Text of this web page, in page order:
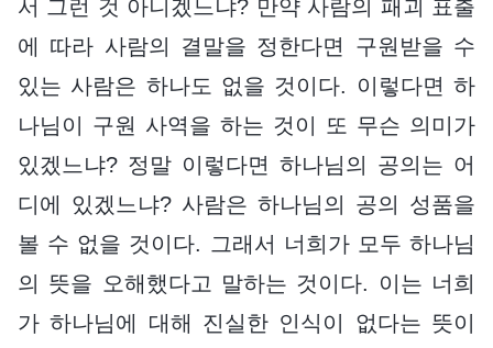
서 그런 것 아니겠느냐? 만약 사람의 패괴 표출
에 따라 사람의 결말을 정한다면 구원받을 수
있는 사람은 하나도 없을 것이다. 이렇다면 하
나님이 구원 사역을 하는 것이 또 무슨 의미가
있겠느냐? 정말 이렇다면 하나님의 공의는 어
디에 있겠느냐? 사람은 하나님의 공의 성품을
볼 수 없을 것이다. 그래서 너희가 모두 하나님
의 뜻을 오해했다고 말하는 것이다. 이는 너희
가 하나님에 대해 진실한 인식이 없다는 뜻이